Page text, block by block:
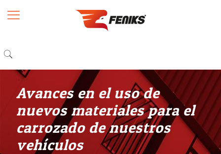
Avances en el uso de
nuevos materiales para el
carrozado de nuestros
vehículos